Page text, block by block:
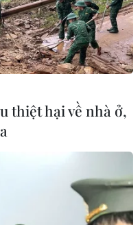
đối
30/9
xe
thiệt hại về nhà ở,